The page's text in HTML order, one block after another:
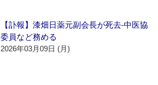
【訃報】漆畑日薬元副会長が死去‐中医協
委員など務める
2026年03月09日 (月)